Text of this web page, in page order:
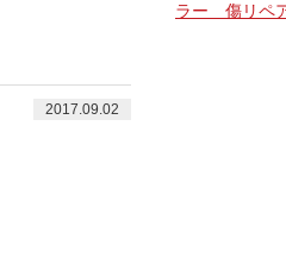
2017.09.02
ラー 傷リペ